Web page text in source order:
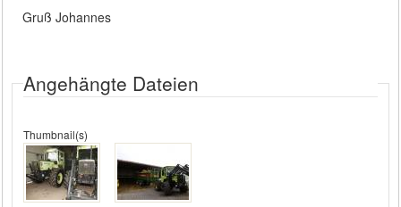
Gruß Johannes
Angehängte Dateien
Thumbnail(s)